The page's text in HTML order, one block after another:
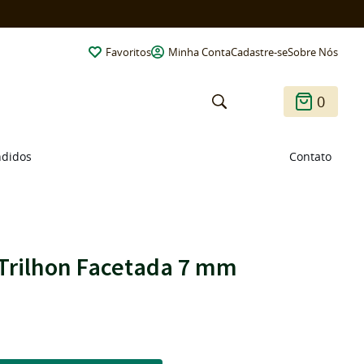
Favoritos Minha ContaCadastre-seSobre Nós
0
Contato
Facetada 7 mm